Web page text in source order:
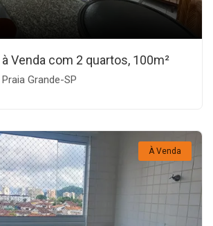
Venda com 2 quartos, 100m²
Grande-SP
À Venda